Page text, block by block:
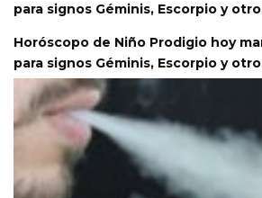
Horóscopo de Niño Prodigio hoy
para signos Géminis, Escorpio y